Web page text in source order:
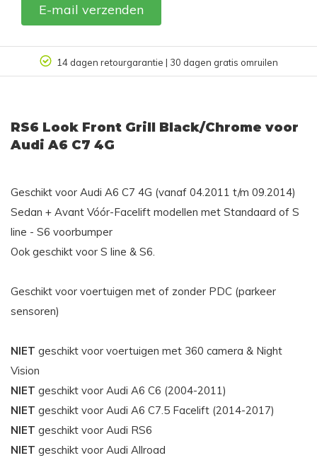
E-mail verzenden
14 dagen retourgarantie | 30 dagen gratis omruilen
RS6 Look Front Grill Black/Chrome voor
Audi A6 C7 4G
Geschikt voor Audi A6 C7 4G (vanaf 04.2011 t/m 09.2014)
Sedan + Avant Vóór-Facelift modellen met Standaard of S
line - S6 voorbumper
Ook geschikt voor S line & S6.
Geschikt voor voertuigen met of zonder PDC (parkeer
sensoren)
NIET geschikt voor voertuigen met 360 camera & Night
Vision
NIET geschikt voor Audi A6 C6 (2004-2011)
NIET geschikt voor Audi A6 C7.5 Facelift (2014-2017)
NIET geschikt voor Audi RS6
NIET geschikt voor Audi Allroad